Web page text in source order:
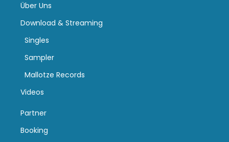
Über Uns
Download & Streaming
Singles
Sampler
Mallotze Records
Videos
Partner
Booking